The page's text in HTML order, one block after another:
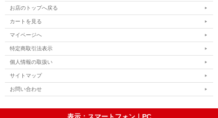
お店のトップへ戻る
カートを見る
マイページへ
特定商取引法表示
個人情報の取扱い
サイトマップ
お問い合わせ